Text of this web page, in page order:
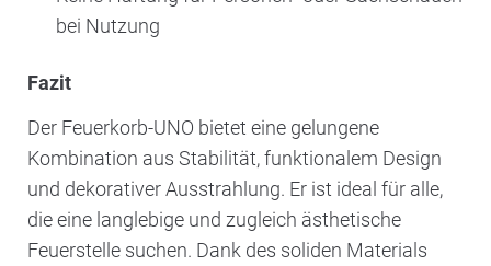
bei Nutzung
Fazit
Der Feuerkorb-UNO bietet eine gelungene
Kombination aus Stabilität, funktionalem Design
und dekorativer Ausstrahlung. Er ist ideal für alle,
die eine langlebige und zugleich ästhetische
Feuerstelle suchen. Dank des soliden Materials